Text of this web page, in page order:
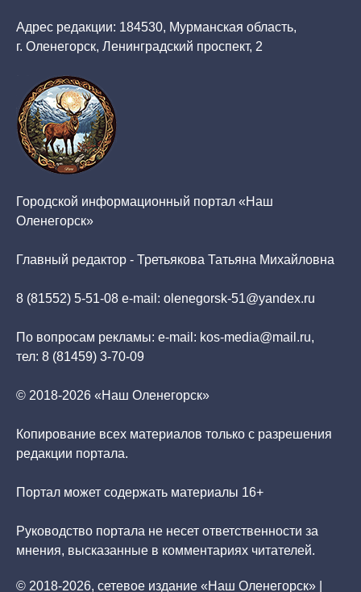
Адрес редакции: 184530, Мурманская область,
г. Оленегорск, Ленинградский проспект, 2
Городской информационный портал «Наш
Оленегорск»
Главный редактор - Третьякова Татьяна Михайловна
8 (81552) 5-51-08 e-mail: olenegorsk-51@yandex.ru
По вопросам рекламы: e-mail: kos-media@mail.ru,
тел: 8 (81459) 3-70-09
© 2018-2026 «Наш Оленегорск»
Копирование всех материалов только с разрешения
редакции портала.
Портал может содержать материалы 16+
Руководство портала не несет ответственности за
мнения, высказанные в комментариях читателей.
© 2018-2026, сетевое издание «Наш Оленегорск» |